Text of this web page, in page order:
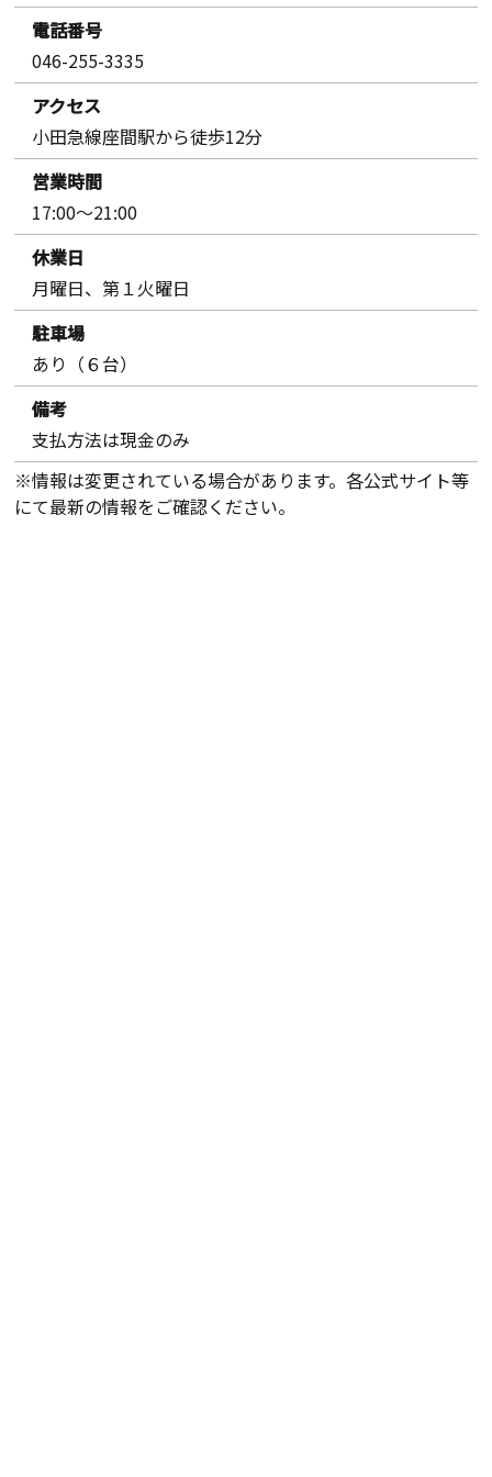
電話番号
046-255-3335
アクセス
小田急線座間駅から徒歩12分
営業時間
17:00〜21:00
休業日
月曜日、第１火曜日
駐車場
あり（６台）
備考
支払方法は現金のみ
※情報は変更されている場合があります。各公式サイト等
にて最新の情報をご確認ください。